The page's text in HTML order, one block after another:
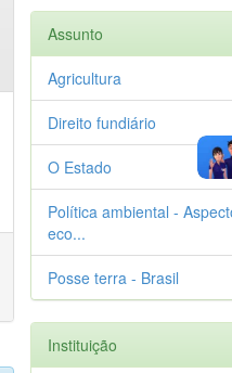
Assunto
Agricultura
Direito fundiário
O Estado
Política ambiental -
eco...
Posse terra - Brasil
Instituição